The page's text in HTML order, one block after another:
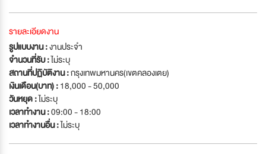
รายละเอียดงาน
รูปแบบงาน :งานประจำ
จำนวนที่รับ :ไม่ระบุ
สถานที่ปฏิบัติงาน :กรุงเทพมหานคร(เขตคลองเตย)
เงินเดือน(บาท) :18,000 - 50,000
วันหยุด :ไม่ระบุ
เวลาทำงาน :09:00 - 18:00
เวลาทำงานอื่น :ไม่ระบุ